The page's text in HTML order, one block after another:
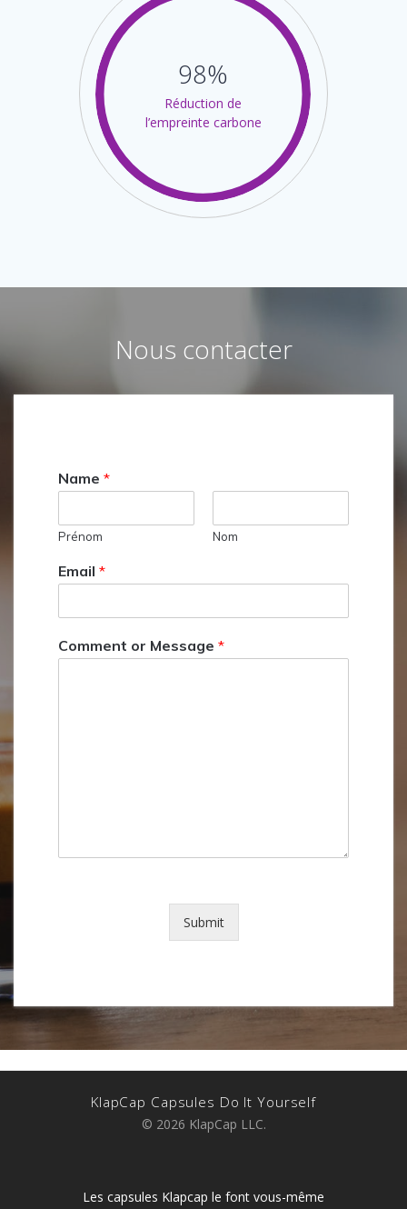
98%
Réduction de
l’empreinte carbone
Nous contacter
Name *
Prénom Nom
Email *
Comment or Message *
Submit
KlapCap Capsules Do It Yourself
© 2026 KlapCap LLC.
Les capsules Klapcap le font vous-même